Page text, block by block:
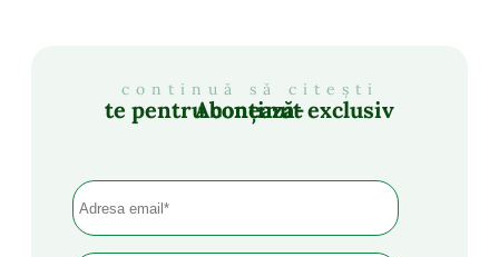
continuă să citești
Abonează-te pentru conținut exclusiv